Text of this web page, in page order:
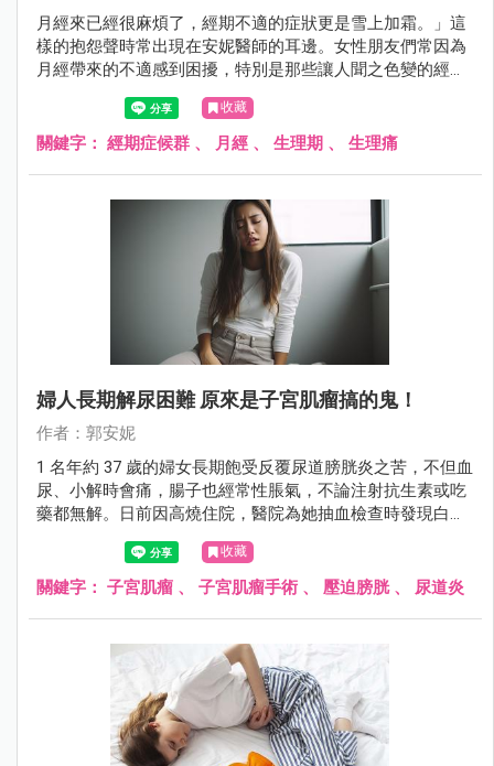
月經來已經很麻煩了，經期不適的症狀更是雪上加霜。」這
樣的抱怨聲時常出現在安妮醫師的耳邊。女性朋友們常因為
月經帶來的不適感到困擾，特別是那些讓人聞之色變的經期
症候群，在年齡介於 20 ~ 40 歲之間更是常見，尤其是在 25
~ 35 歲這個年齡段達到高峰。在這裡，安妮醫師將與大家分
享一些能夠幫助你揮別生理不適、重拾好氣色的建議。
收藏
關鍵字： 經期症候群 、 月經 、 生理期 、 生理痛
婦人長期解尿困難 原來是子宮肌瘤搞的鬼！
作者：郭安妮
1 名年約 37 歲的婦女長期飽受反覆尿道膀胱炎之苦，不但血
尿、小解時會痛，腸子也經常性脹氣，不論注射抗生素或吃
藥都無解。日前因高燒住院，醫院為她抽血檢查時發現白血
球數超標，血液裡滿佈細菌，同時檢查出她子宮裡長有 7、8
顆大小不一的肌瘤，其中 1 顆大約 8 公分大，向外壓迫到膀
胱和尿道，造成頻尿、排尿困難；另 1 顆壓迫到腸子，造成
收藏
關鍵字： 子宮肌瘤 、 子宮肌瘤手術 、 壓迫膀胱、 尿道炎